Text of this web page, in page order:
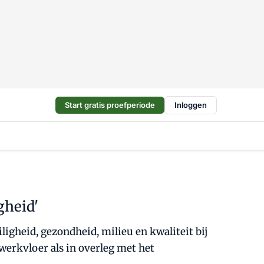
Start gratis proefperiode Inloggen
gezondheid, milieu en kwaliteit bij
als in overleg met het